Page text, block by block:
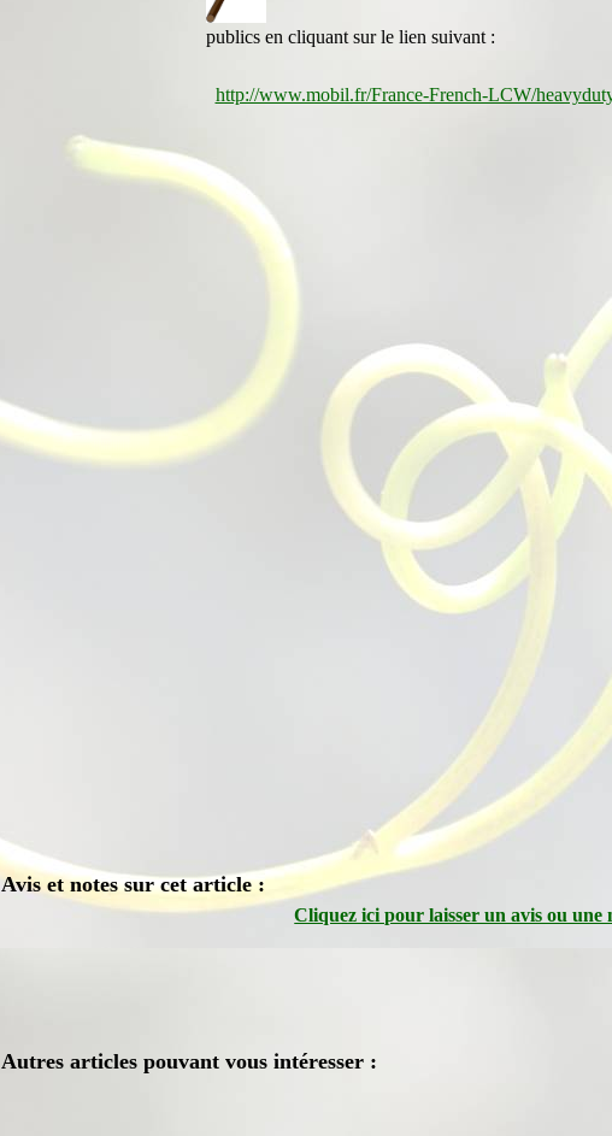
publics en cliquant sur le lien suivant :
http://www.mobil.fr/France-French-LCW/
Avis et notes sur cet article :
Cliquez ici pour laisser un avis ou une
Autres articles pouvant vous intéresser :